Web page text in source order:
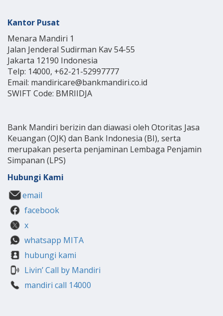
Kantor Pusat
Menara Mandiri 1
Jalan Jenderal Sudirman Kav 54-55
Jakarta 12190 Indonesia
Telp: 14000, +62-21-52997777
Email: mandiricare@bankmandiri.co.id
SWIFT Code: BMRIIDJA
Bank Mandiri berizin dan diawasi oleh Otoritas Jasa
Keuangan (OJK) dan Bank Indonesia (BI), serta
merupakan peserta penjaminan Lembaga Penjamin
Simpanan (LPS)
Hubungi Kami
email
facebook
x
whatsapp MITA
hubungi kami
Livin’ Call by Mandiri
mandiri call 14000